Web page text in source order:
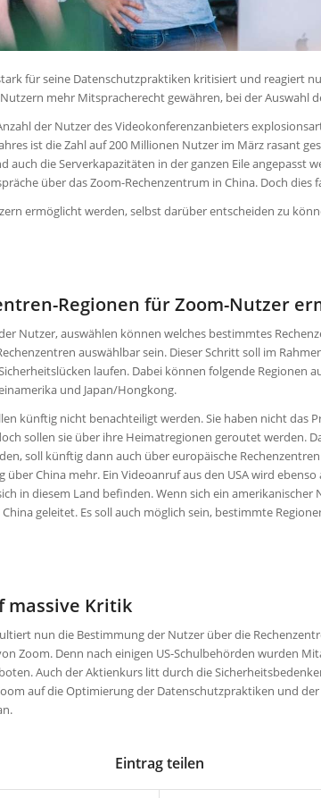
für seine Datenschutzpraktiken kritisiert und reagiert
mehr Mitspracherecht gewähren, bei der Auswahl
der Nutzer des Videokonferenzanbieters
ist die Zahl auf 200 Millionen Nutzer im März rasant
auch die Serverkapazitäten in der ganzen Eile angepasst
über das Zoom-Rechenzentrum in China. Doch dies
ermöglicht werden, selbst darüber entscheiden zu
Regionen für Zoom-Nutzer
Nutzer, auswählen können welches bestimmtes
auswählbar sein. Dieser Schritt soll im
laufen. Dabei können folgende Regionen
und Japan/Hongkong.
künftig nicht benachteiligt werden. Sie haben nicht das
sollen sie über ihre Heimatregionen geroutet werden.
soll künftig dann auch über europäische
China mehr. Ein Videoanruf aus den USA wird ebenso
in diesem Land befinden. Wenn sich ein
geleitet. Es soll auch möglich sein, bestimmte
massive Kritik
nun die Bestimmung der Nutzer über die
Zoom. Denn nach einigen US-Schulbehörden wurden
Auch der Aktienkurs litt durch die
auf die Optimierung der Datenschutzpraktiken und
Eintrag teilen